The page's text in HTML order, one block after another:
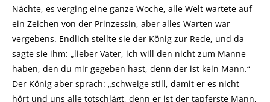
Nächte, es verging eine ganze Woche, alle Welt wartete auf
ein Zeichen von der Prinzessin, aber alles Warten war
vergebens. Endlich stellte sie der König zur Rede, und da
sagte sie ihm: „lieber Vater, ich will den nicht zum Manne
haben, den du mir gegeben hast, denn der ist kein Mann.“
Der König aber sprach: „schweige still, damit er es nicht
hört und uns alle totschlägt, denn er ist der tapferste Mann,